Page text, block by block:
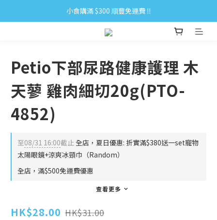
小食購滿 $300 順豐免運費 ‼
小食購滿 $300 順豐免運費 ‼
全單購滿 $500 免運費 ♥︎ 會員積分回贈 $1＝1Pt.
Petio下部尿路健康護理 木
天蓼 雞肉細切20g(PTO-
4852)
至08/31 16:00截止全店，夏日優惠: 折實滿$380送一set寵物
太陽眼鏡+涼爽冰頸巾（Random）
全店，滿$500免運費優惠
查看更多
HK$28.00 HK$31.00